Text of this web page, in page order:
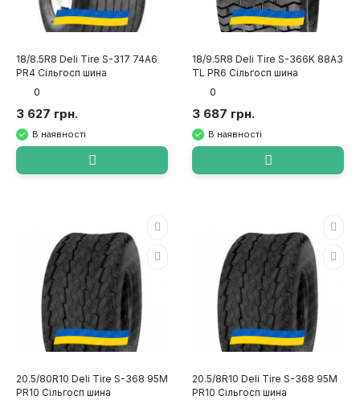
18/8.5R8 Deli Tire S-317 74A6
PR4 Сільгосп шина
0
3 627 грн.
В наявності
18/9.5R8 Deli Tire S-366K 88A3
TL PR6 Сільгосп шина
0
3 687 грн.
В наявності
20.5/80R10 Deli Tire S-368 95M
PR10 Сільгосп шина
20.5/8R10 Deli Tire S-368 95M
PR10 Сільгосп шина